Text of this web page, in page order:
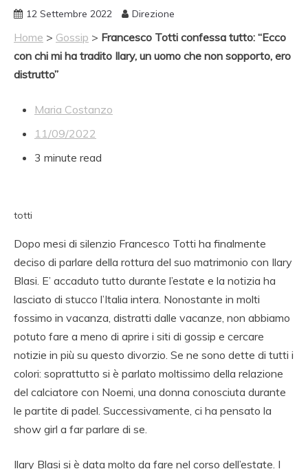
12 Settembre 2022 Direzione
Home > Gossip > Francesco Totti confessa tutto: “Ecco
con chi mi ha tradito Ilary, un uomo che non sopporto, ero
distrutto”
Maria Costanzo
11/09/2022
3 minute read
totti
Dopo mesi di silenzio Francesco Totti ha finalmente
deciso di parlare della rottura del suo matrimonio con Ilary
Blasi. E’ accaduto tutto durante l’estate e la notizia ha
lasciato di stucco l’Italia intera. Nonostante in molti
fossimo in vacanza, distratti dalle vacanze, non abbiamo
potuto fare a meno di aprire i siti di gossip e cercare
notizie in più su questo divorzio. Se ne sono dette di tutti i
colori: soprattutto si è parlato moltissimo della relazione
del calciatore con Noemi, una donna conosciuta durante
le partite di padel. Successivamente, ci ha pensato la
show girl a far parlare di se.
Ilary Blasi si è data molto da fare nel corso dell’estate. I